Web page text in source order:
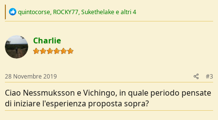
R
c
t
i
o
s
:
quintocorse, ROCKY77,Sukethelakee altri 4
Charlie
28 Novembre 2019 #3
Ciao Nessmuksson e Vichingo, in quale periodo pensate
di iniziare l'esperienza proposta sopra?